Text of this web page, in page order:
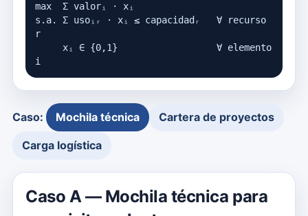
max  Σ valorᵢ · xᵢ
s.a. Σ usoᵢᵣ · xᵢ ≤ capacidadᵣ   ∀ recurso
r
i
Caso: Mochila técnica Cartera de proyectos
Carga logística
Caso A — Mochila técnica para